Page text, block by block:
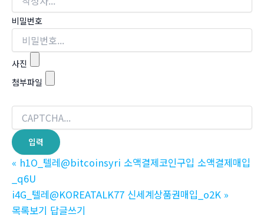
비밀번호
사진
첨부파일
« h1O_텔레@bitcoinsyri 소액결제코인구입 소액결제매입
_q6U
i4G_텔레@KOREATALK77 신세계상품권매입_o2K »
목록보기 답글쓰기